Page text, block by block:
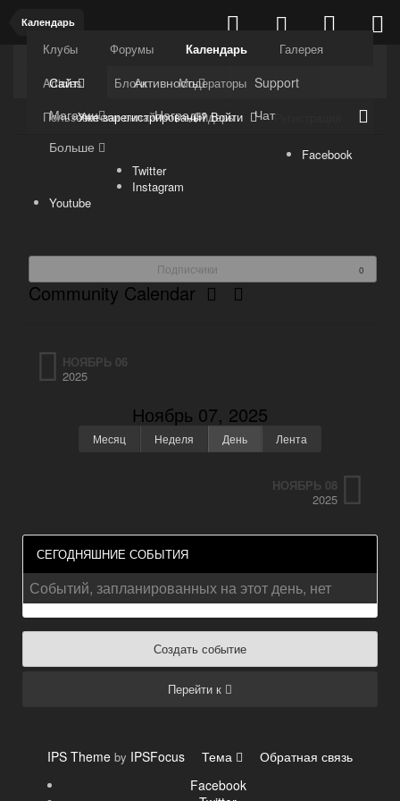
Календарь
Kuli4kam.net Дружный форум
Сайт
Клубы Форумы Календарь
Галерея
Articles
Блоги
Модераторы
Пользователи онлайн
Лидеры
Активность
Support
Магазин
Награды
Чат
Больше
Уже зарегистрированы? Войти Регистрация
Facebook
Twitter
Instagram
Youtube
Подписчики 0
Community Calendar
НОЯБРЬ 06
2025
Ноябрь 07, 2025
Месяц Неделя День Лента
НОЯБРЬ 08
2025
СЕГОДНЯШНИЕ СОБЫТИЯ
Событий, запланированных на этот день, нет
Создать событие
Перейти к
IPS Theme by IPSFocus Тема
Обратная связь
Facebook